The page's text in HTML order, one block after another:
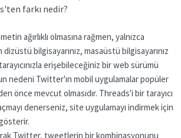
farkı nedir?
ağırlıklı olmasına rağmen, yalnızca
bilgisayarınız, masaüstü bilgisayarınız
erişebileceğiniz bir web sürümü
nedeni Twitter'ın mobil uygulamalar popüler
önce mevcut olmasıdır. Threads'i bir tarayıcı
denerseniz, site uygulamayı indirmek için
Twitter, tweetlerin bir kombinasyonunu